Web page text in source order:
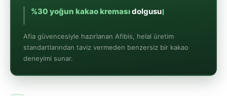
%30 yoğun kakao
Afia güvencesiyle hazırlanan Afibis, helal üretim
standartlarından taviz vermeden benzersiz bir kakao
deneyimi sunar.